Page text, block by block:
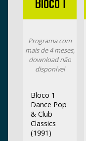
Programa com
mais de 4 meses,
download não
disponível
Bloco 1
Dance Pop
& Club
Classics
(1991)